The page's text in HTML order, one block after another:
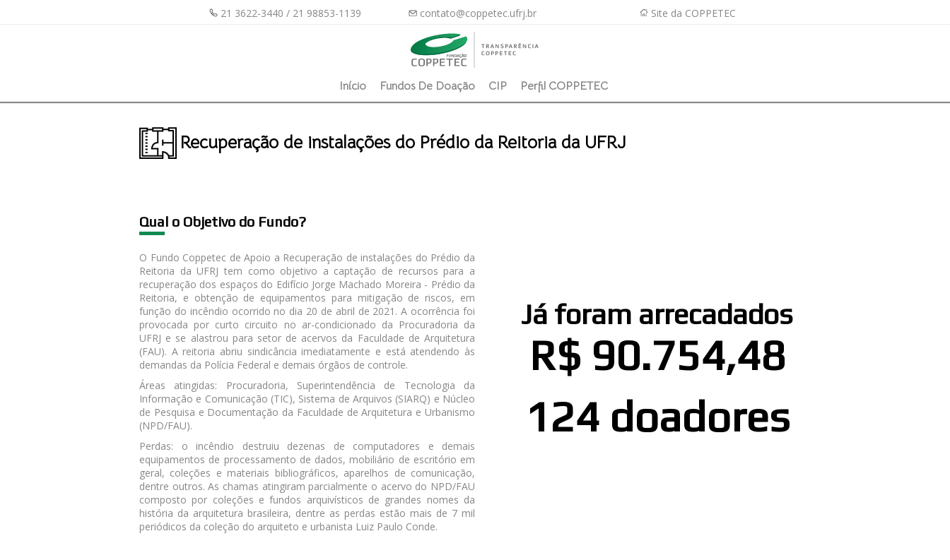
21 3622-3440 / 21 98853-1139 contato@coppetec.ufrj.br Site da COPPETEC
Início Fundos De Doação CIP Perfil COPPETEC
Recuperação de instalações do Prédio da Reitoria da UFRJ
Qual o Objetivo do Fundo?
O Fundo Coppetec de Apoio a Recuperação de instalações do Prédio da
Reitoria da UFRJ tem como objetivo a captação de recursos para a
recuperação dos espaços do Edifício Jorge Machado Moreira - Prédio da
Reitoria, e obtenção de equipamentos para mitigação de riscos, em
função do incêndio ocorrido no dia 20 de abril de 2021. A ocorrência foi
provocada por curto circuito no ar-condicionado da Procuradoria da
UFRJ e se alastrou para setor de acervos da Faculdade de Arquitetura
(FAU). A reitoria abriu sindicância imediatamente e está atendendo às
demandas da Polícia Federal e demais órgãos de controle.
Áreas atingidas: Procuradoria, Superintendência de Tecnologia da
Informação e Comunicação (TIC), Sistema de Arquivos (SIARQ) e Núcleo
de Pesquisa e Documentação da Faculdade de Arquitetura e Urbanismo
(NPD/FAU).
Perdas: o incêndio destruiu dezenas de computadores e demais
equipamentos de processamento de dados, mobiliário de escritório em
geral, coleções e materiais bibliográficos, aparelhos de comunicação,
dentre outros. As chamas atingiram parcialmente o acervo do NPD/FAU
composto por coleções e fundos arquivísticos de grandes nomes da
história da arquitetura brasileira, dentre as perdas estão mais de 7 mil
periódicos da coleção do arquiteto e urbanista Luiz Paulo Conde.
Já foram arrecadados
R$ 90.754,48
124 doadores